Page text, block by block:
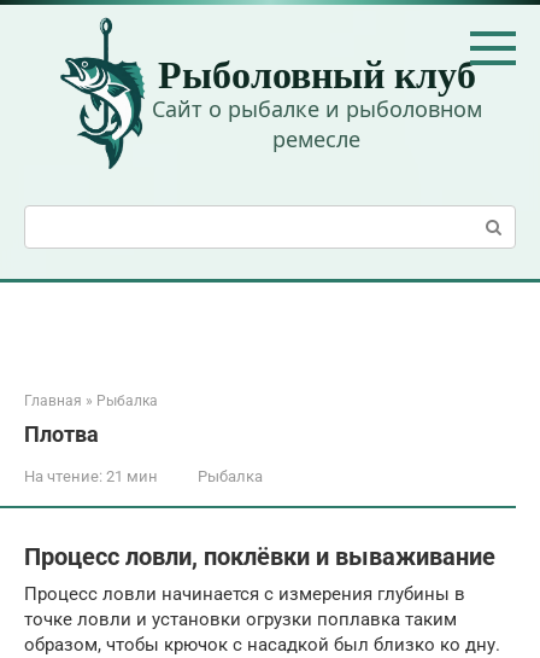
Перейти
контенту
Рыболовный клуб
Сайт о рыбалке и рыболовном
ремесле
Главная » Рыбалка
Плотва
На чтение: 21 мин Рыбалка
Процесс ловли, поклёвки и вываживание
Процесс ловли начинается с измерения глубины в
точке ловли и установки огрузки поплавка таким
образом, чтобы крючок с насадкой был близко ко дну.